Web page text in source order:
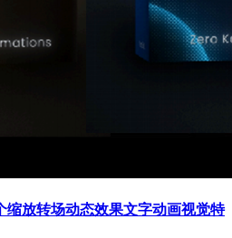
缩放转场动态效果文字动画视觉特